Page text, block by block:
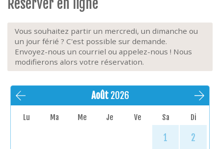
Réserver en ligne
Vous souhaitez partir un mercredi, un dimanche ou
un jour férié ? C'est possible sur demande.
Envoyez-nous un courriel ou appelez-nous ! Nous
modifierons alors votre réservation.
Août 2026
Lu Ma Me Je Ve Sa Di
1 2